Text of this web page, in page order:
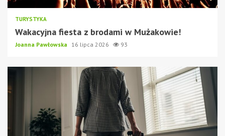
TURYSTYKA
Wakacyjna fiesta z brodami w Mużakowie!
Joanna Pawłowska 16 lipca 2026 93